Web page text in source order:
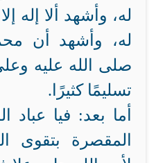
له، وأشهد ألا إله
له، وأشهد أن
صلى الله عليه
تسليمًا كثيرًا.
أما بعد: فيا
المقصرة بتقوى